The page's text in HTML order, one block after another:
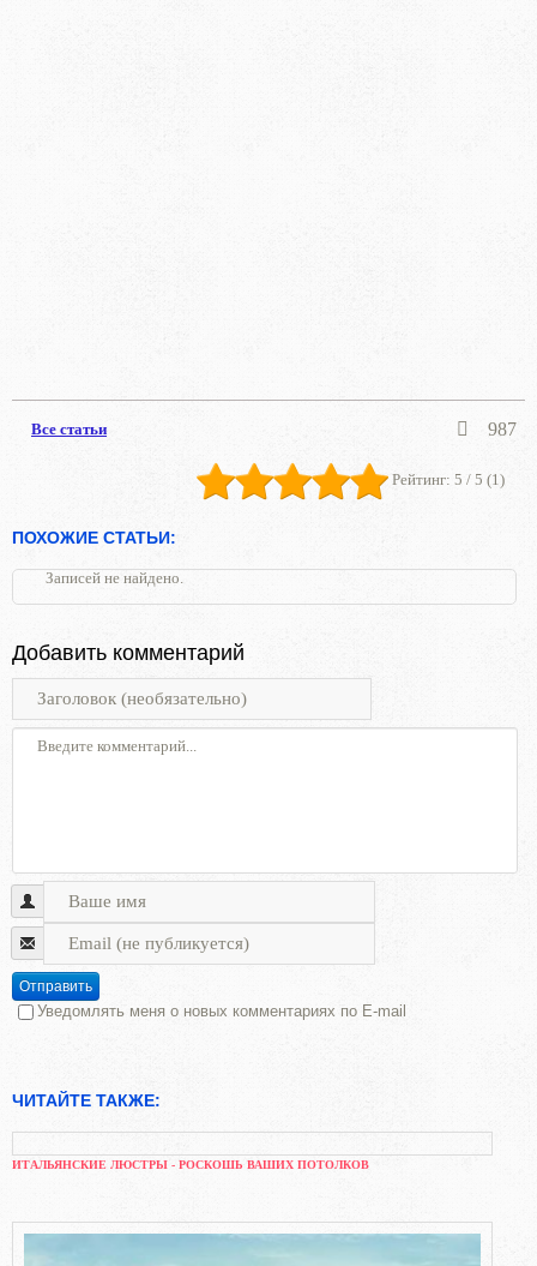
Все статьи 987
Рейтинг: 5 / 5 (1 )
ПОХОЖИЕ СТАТЬИ:
Записей не найдено.
Добавить комментарий
Отправить
Уведомлять меня о новых комментариях по E-mail
ЧИТАЙТЕ ТАКЖЕ:
ИТАЛЬЯНСКИЕ ЛЮСТРЫ - РОСКОШЬ ВАШИХ ПОТОЛКОВ